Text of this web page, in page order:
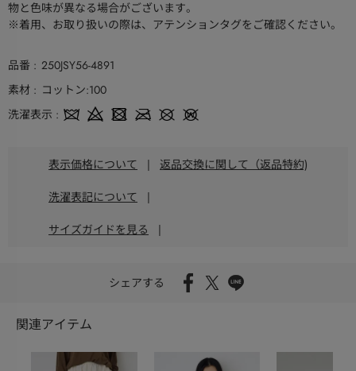
物と色味が異なる場合がございます。
※着用、お取り扱いの際は、アテンションタグをご確認ください。
品番
250JSY56-4891
素材
コットン:100
洗濯表示
表示価格について | 返品交換に関して（返品特約)
洗濯表記について |
サイズガイドを見る |
シェアする
関連アイテム